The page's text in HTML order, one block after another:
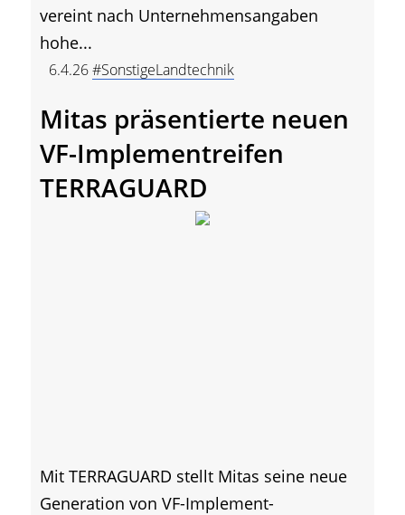
vereint nach Unternehmensangaben
hohe...
6.4.26#SonstigeLandtechnik
Mitas präsentierte neuen
VF-Implementreifen
TERRAGUARD
Mit TERRAGUARD stellt Mitas seine neue
Generation von VF-Implement-